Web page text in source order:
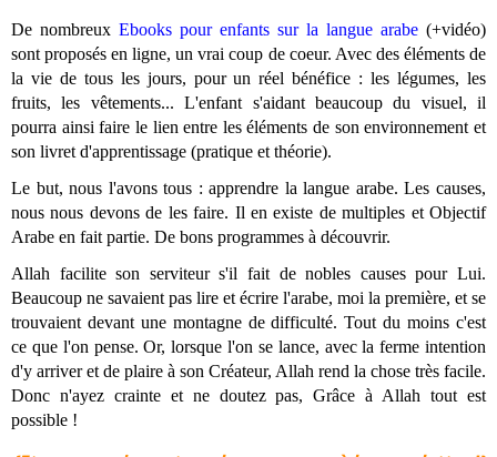
De nombreux Ebooks pour enfants sur la langue arabe (+vidéo)
sont proposés en ligne, un vrai coup de coeur. Avec des éléments de
la vie de tous les jours, pour un réel bénéfice : les légumes, les
fruits, les vêtements... L'enfant s'aidant beaucoup du visuel, il
pourra ainsi faire le lien entre les éléments de son environnement et
son livret d'apprentissage (pratique et théorie).
Le but, nous l'avons tous : apprendre la langue arabe. Les causes,
nous nous devons de les faire. Il en existe de multiples et Objectif
Arabe en fait partie. De bons programmes à découvrir.
Allah facilite son serviteur s'il fait de nobles causes pour Lui.
Beaucoup ne savaient pas lire et écrire l'arabe, moi la première, et se
trouvaient devant une montagne de difficulté. Tout du moins c'est
ce que l'on pense. Or, lorsque l'on se lance, avec la ferme intention
d'y arriver et de plaire à son Créateur, Allah rend la chose très facile.
Donc n'ayez crainte et ne doutez pas, Grâce à Allah tout est
possible !